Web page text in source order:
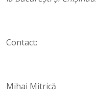
Contact:
Mihai Mitrică